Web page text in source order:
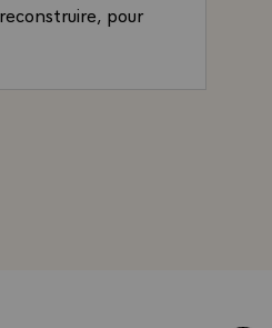
pour
domicile fixe.
Parce
peut pas être
Président de la